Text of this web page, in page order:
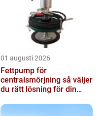
01 augusti 2026
Fettpump för
centralsmörjning så väljer
du rätt lösning för din